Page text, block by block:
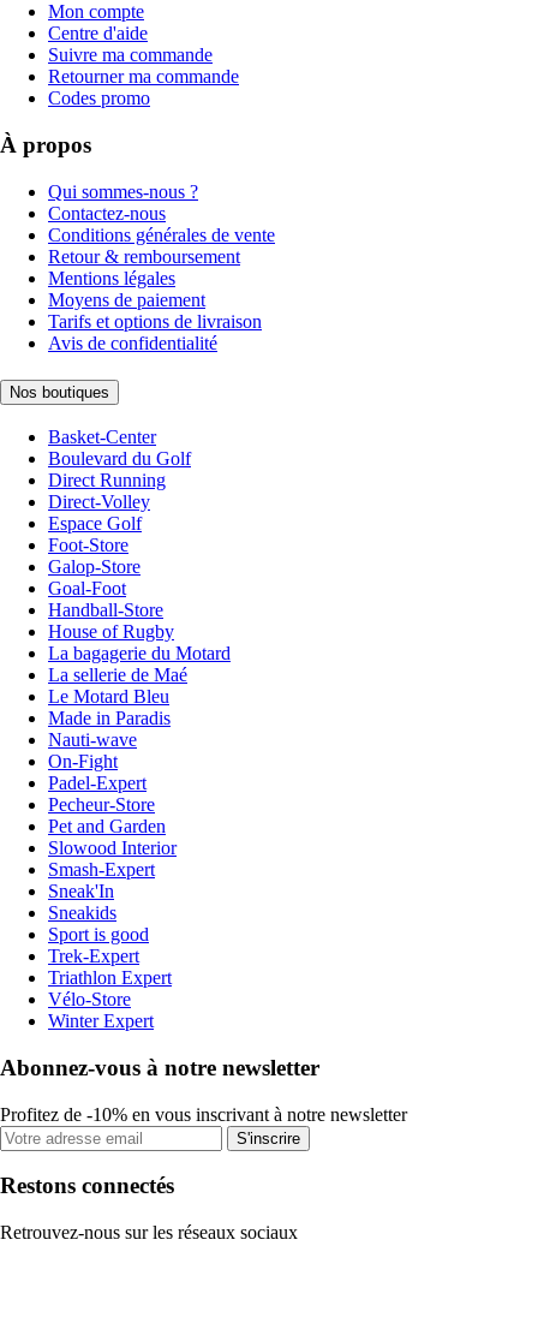
Mon compte
Centre d'aide
Suivre ma commande
Retourner ma commande
Codes promo
À propos
Qui sommes-nous ?
Contactez-nous
Conditions générales de vente
Retour & remboursement
Mentions légales
Moyens de paiement
Tarifs et options de livraison
Avis de confidentialité
Nos boutiques
Basket-Center
Boulevard du Golf
Direct Running
Direct-Volley
Espace Golf
Foot-Store
Galop-Store
Goal-Foot
Handball-Store
House of Rugby
La bagagerie du Motard
La sellerie de Maé
Le Motard Bleu
Made in Paradis
Nauti-wave
On-Fight
Padel-Expert
Pecheur-Store
Pet and Garden
Slowood Interior
Smash-Expert
Sneak'In
Sneakids
Sport is good
Trek-Expert
Triathlon Expert
Vélo-Store
Winter Expert
Abonnez-vous à notre newsletter
Profitez de -10% en vous inscrivant à notre newsletter
S'inscrire
Restons connectés
Retrouvez-nous sur les réseaux sociaux